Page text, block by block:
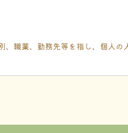
職業、勤務先等を指し、個人の